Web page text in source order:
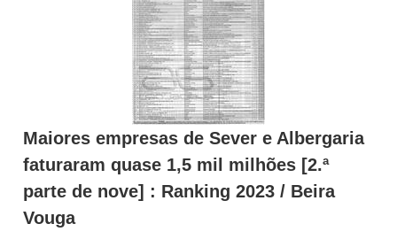
Maiores empresas de Sever e Albergaria
faturaram quase 1,5 mil milhões [2.ª
parte de nove] : Ranking 2023 / Beira
Vouga